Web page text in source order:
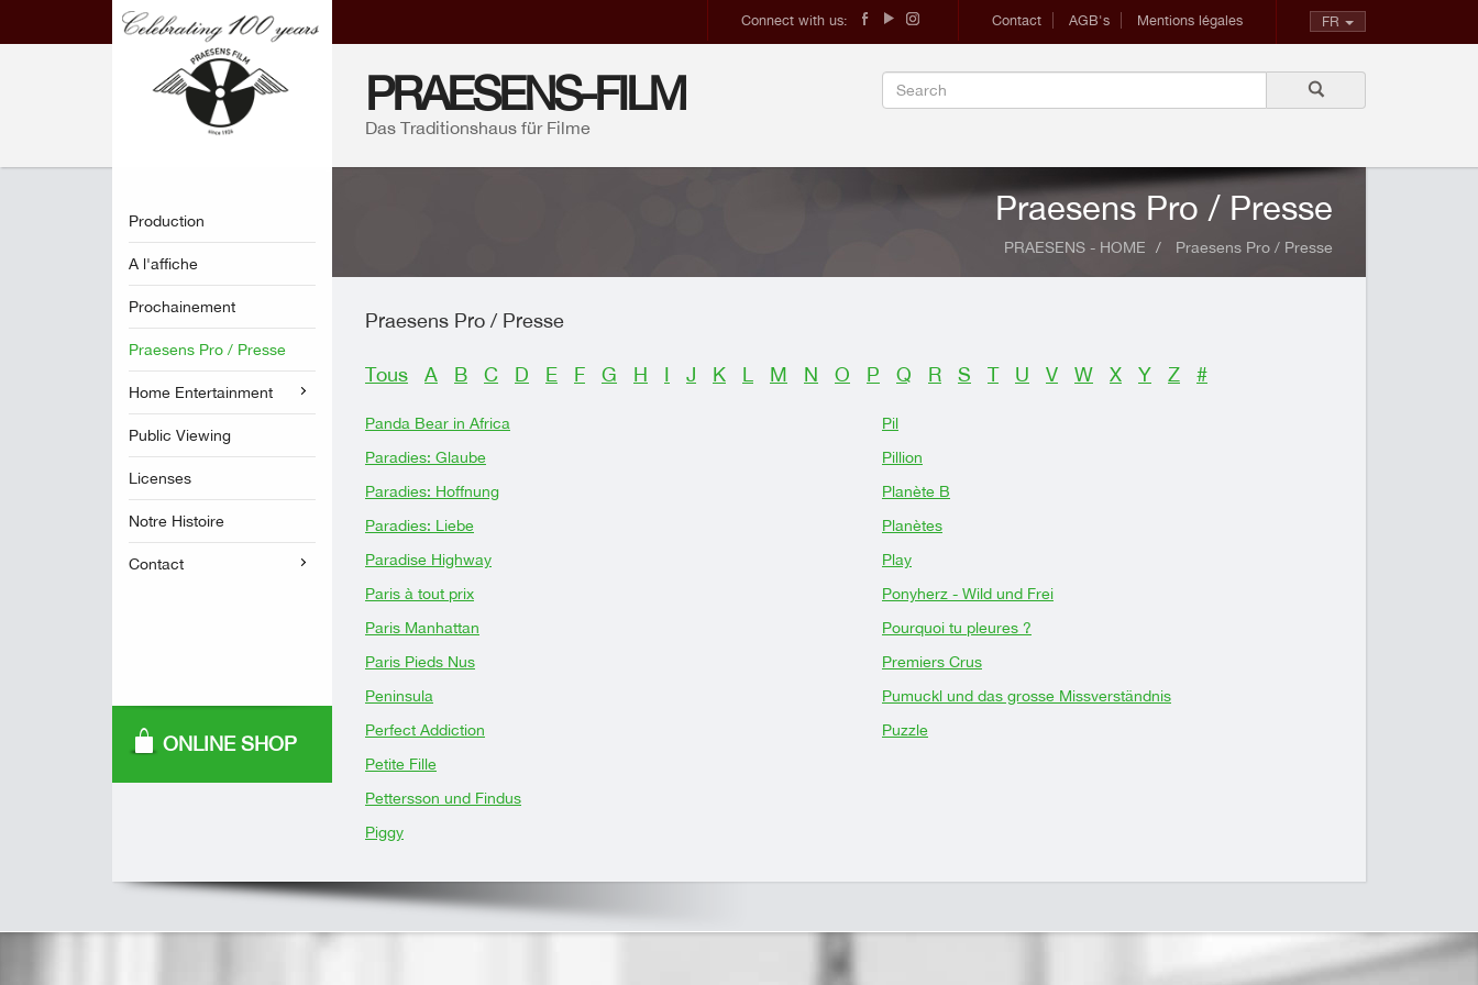
FR
Contact AGB's Mentions légales
Connect with us:
PRAESENS-FILM
Das Traditionshaus für Filme
Production
A l'affiche
Prochainement
Praesens Pro / Presse
Home Entertainment
Public Viewing
Licenses
Notre Histoire
Contact
ONLINE SHOP
Praesens Pro / Presse
PRAESENS - HOME Praesens Pro / Presse
Praesens Pro / Presse
Tous A B C D E F G H I J K L M N O P Q R S T U V W X Y Z #
Panda Bear in Africa
Paradies: Glaube
Paradies: Hoffnung
Paradies: Liebe
Paradise Highway
Paris à tout prix
Paris Manhattan
Paris Pieds Nus
Peninsula
Perfect Addiction
Petite Fille
Pettersson und Findus
Piggy
Pil
Pillion
Planète B
Planètes
Play
Ponyherz - Wild und Frei
Pourquoi tu pleures ?
Premiers Crus
Pumuckl und das grosse Missverständnis
Puzzle